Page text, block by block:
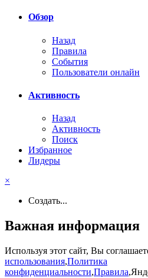
Обзор
Назад
Правила
События
Пользователи онлайн
Активность
Назад
Активность
Поиск
Избранное
Лидеры
×
Создать...
Важная информация
Используя этот сайт, Вы
использования,Политика
конфиденциальности,Правила